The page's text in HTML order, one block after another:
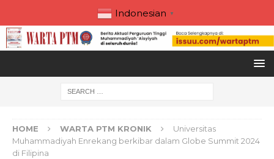
Indonesian ▼
HOME WARTA PTM KRONIK
Universitas
Muhammadiyah Enrekang berkibar dalam Globe Summit 2024
di Filipina